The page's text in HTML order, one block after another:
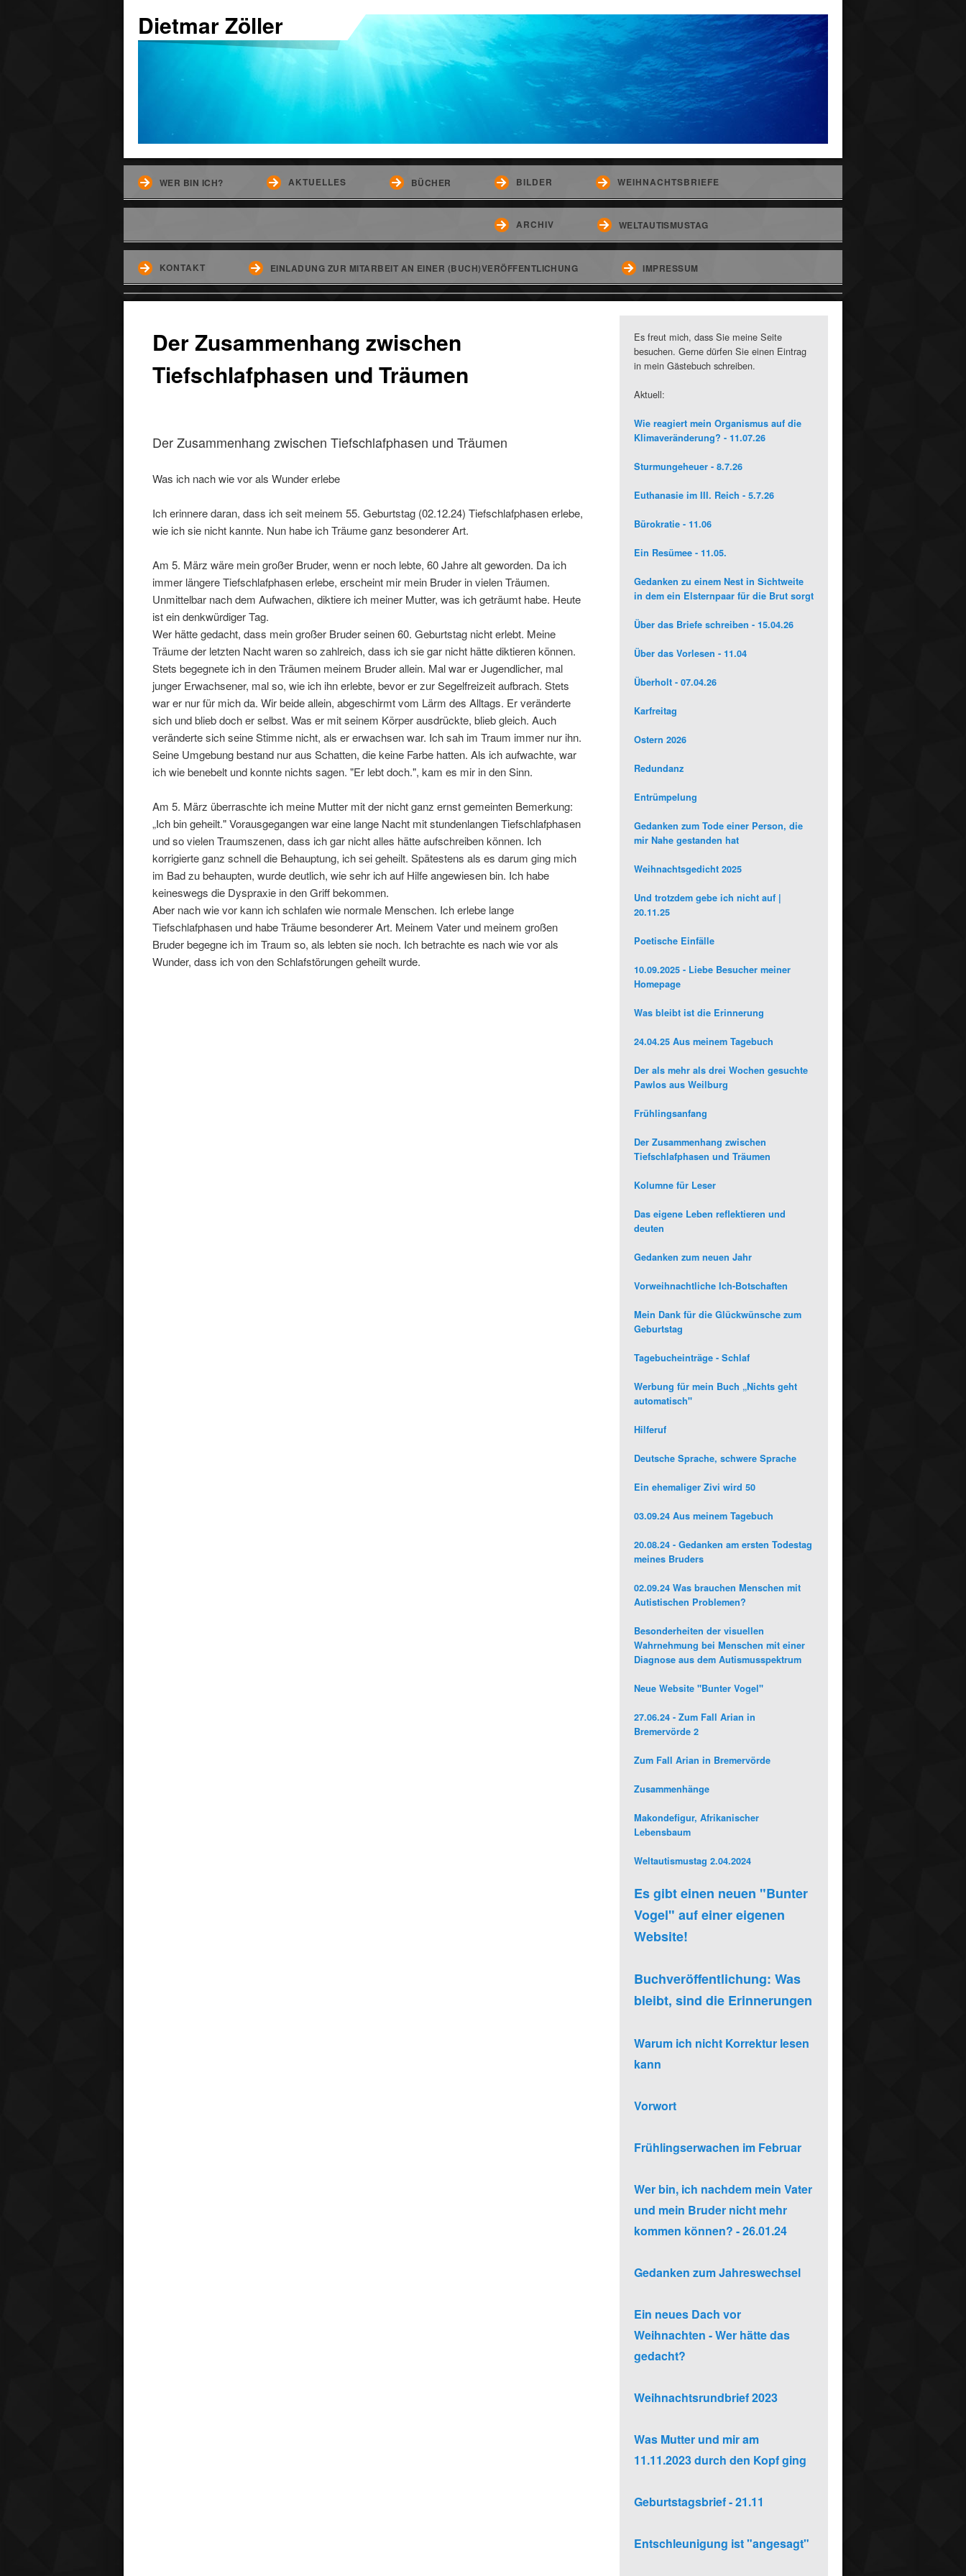
Dietmar Zöller
WER BIN ICH? AKTUELLES BÜCHER BILDER WEIHNACHTSBRIEFE
ARCHIV WELTAUTISMUSTAG
KONTAKT EINLADUNG ZUR MITARBEIT AN EINER (BUCH)VERÖFFENTLICHUNG IMPRESSUM
Der Zusammenhang zwischen
Tiefschlafphasen und Träumen
Der Zusammenhang zwischen Tiefschlafphasen und Träumen
Was ich nach wie vor als Wunder erlebe
Ich erinnere daran, dass ich seit meinem 55. Geburtstag (02.12.24) Tiefschlafphasen erlebe,
wie ich sie nicht kannte. Nun habe ich Träume ganz besonderer Art.
Am 5. März wäre mein großer Bruder, wenn er noch lebte, 60 Jahre alt geworden. Da ich
immer längere Tiefschlafphasen erlebe, erscheint mir mein Bruder in vielen Träumen.
Unmittelbar nach dem Aufwachen, diktiere ich meiner Mutter, was ich geträumt habe. Heute
ist ein denkwürdiger Tag.
Wer hätte gedacht, dass mein großer Bruder seinen 60. Geburtstag nicht erlebt. Meine
Träume der letzten Nacht waren so zahlreich, dass ich sie gar nicht hätte diktieren können.
Stets begegnete ich in den Träumen meinem Bruder allein. Mal war er Jugendlicher, mal
junger Erwachsener, mal so, wie ich ihn erlebte, bevor er zur Segelfreizeit aufbrach. Stets
war er nur für mich da. Wir beide allein, abgeschirmt vom Lärm des Alltags. Er veränderte
sich und blieb doch er selbst. Was er mit seinem Körper ausdrückte, blieb gleich. Auch
veränderte sich seine Stimme nicht, als er erwachsen war. Ich sah im Traum immer nur ihn.
Seine Umgebung bestand nur aus Schatten, die keine Farbe hatten. Als ich aufwachte, war
ich wie benebelt und konnte nichts sagen. "Er lebt doch.", kam es mir in den Sinn.
Am 5. März überraschte ich meine Mutter mit der nicht ganz ernst gemeinten Bemerkung:
„Ich bin geheilt." Vorausgegangen war eine lange Nacht mit stundenlangen Tiefschlafphasen
und so vielen Traumszenen, dass ich gar nicht alles hätte aufschreiben können. Ich
korrigierte ganz schnell die Behauptung, ich sei geheilt. Spätestens als es darum ging mich
im Bad zu behaupten, wurde deutlich, wie sehr ich auf Hilfe angewiesen bin. Ich habe
keineswegs die Dyspraxie in den Griff bekommen.
Aber nach wie vor kann ich schlafen wie normale Menschen. Ich erlebe lange
Tiefschlafphasen und habe Träume besonderer Art. Meinem Vater und meinem großen
Bruder begegne ich im Traum so, als lebten sie noch. Ich betrachte es nach wie vor als
Wunder, dass ich von den Schlafstörungen geheilt wurde.
Es freut mich, dass Sie meine Seite
besuchen. Gerne dürfen Sie einen Eintrag
in mein Gästebuch schreiben.
Aktuell:
Wie reagiert mein Organismus auf die
Klimaveränderung? - 11.07.26
Sturmungeheuer - 8.7.26
Euthanasie im III. Reich - 5.7.26
Bürokratie - 11.06
Ein Resümee - 11.05.
Gedanken zu einem Nest in Sichtweite
in dem ein Elsternpaar für die Brut sorgt
Über das Briefe schreiben - 15.04.26
Über das Vorlesen - 11.04
Überholt - 07.04.26
Karfreitag
Ostern 2026
Redundanz
Entrümpelung
Gedanken zum Tode einer Person, die
mir Nahe gestanden hat
Weihnachtsgedicht 2025
Und trotzdem gebe ich nicht auf |
20.11.25
Poetische Einfälle
10.09.2025 - Liebe Besucher meiner
Homepage
Was bleibt ist die Erinnerung
24.04.25 Aus meinem Tagebuch
Der als mehr als drei Wochen gesuchte
Pawlos aus Weilburg
Frühlingsanfang
Der Zusammenhang zwischen
Tiefschlafphasen und Träumen
Kolumne für Leser
Das eigene Leben reflektieren und
deuten
Gedanken zum neuen Jahr
Vorweihnachtliche Ich-Botschaften
Mein Dank für die Glückwünsche zum
Geburtstag
Tagebucheinträge - Schlaf
Werbung für mein Buch „Nichts geht
automatisch"
Hilferuf
Deutsche Sprache, schwere Sprache
Ein ehemaliger Zivi wird 50
03.09.24 Aus meinem Tagebuch
20.08.24 - Gedanken am ersten Todestag
meines Bruders
02.09.24 Was brauchen Menschen mit
Autistischen Problemen?
Besonderheiten der visuellen
Wahrnehmung bei Menschen mit einer
Diagnose aus dem Autismusspektrum
Neue Website "Bunter Vogel"
27.06.24 - Zum Fall Arian in
Bremervörde 2
Zum Fall Arian in Bremervörde
Zusammenhänge
Makondefigur, Afrikanischer
Lebensbaum
Weltautismustag 2.04.2024
Es gibt einen neuen "Bunter
Vogel" auf einer eigenen
Website!
Buchveröffentlichung: Was
bleibt, sind die Erinnerungen
Warum ich nicht Korrektur lesen
kann
Vorwort
Frühlingserwachen im Februar
Wer bin, ich nachdem mein Vater
und mein Bruder nicht mehr
kommen können? - 26.01.24
Gedanken zum Jahreswechsel
Ein neues Dach vor
Weihnachten - Wer hätte das
gedacht?
Weihnachtsrundbrief 2023
Was Mutter und mir am
11.11.2023 durch den Kopf ging
Geburtstagsbrief - 21.11
Entschleunigung ist "angesagt"